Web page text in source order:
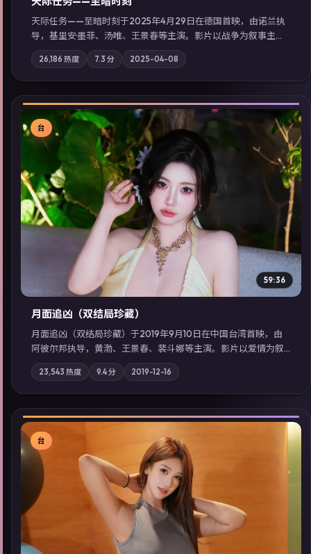
天际任务——至暗时刻于2025年4月29日在德国首映，由诺兰执
导，基里安·墨菲、汤唯、王景春等主演。影片以战争为叙事主
轴，城市霓虹背后，有人用规则改写命运；摄影与配乐强化地域
气质；站内亦可通过「国产免费观看高清电视剧在线看」延展检
索同类型高分佳作，畅享高清在线追剧体验。
26,186 热度 7.3 分 2025-04-08
▶
台
59:36
月面追凶（双结局珍藏）
月面追凶（双结局珍藏）于2019年9月10日在中国台湾首映，由
阿彼尔邦执导，黄渤、王景春、裴斗娜等主演。影片以爱情为叙
事主轴，两代人的执念在暴风雨夜正面相撞；摄影与配乐强化地
域气质；站内亦可通过「国产免费观看高清电视剧在线看」延展
检索同类型高分佳作，畅享高清在线追剧体验。
23,543 热度 9.4分 2019-12-16
▶
台